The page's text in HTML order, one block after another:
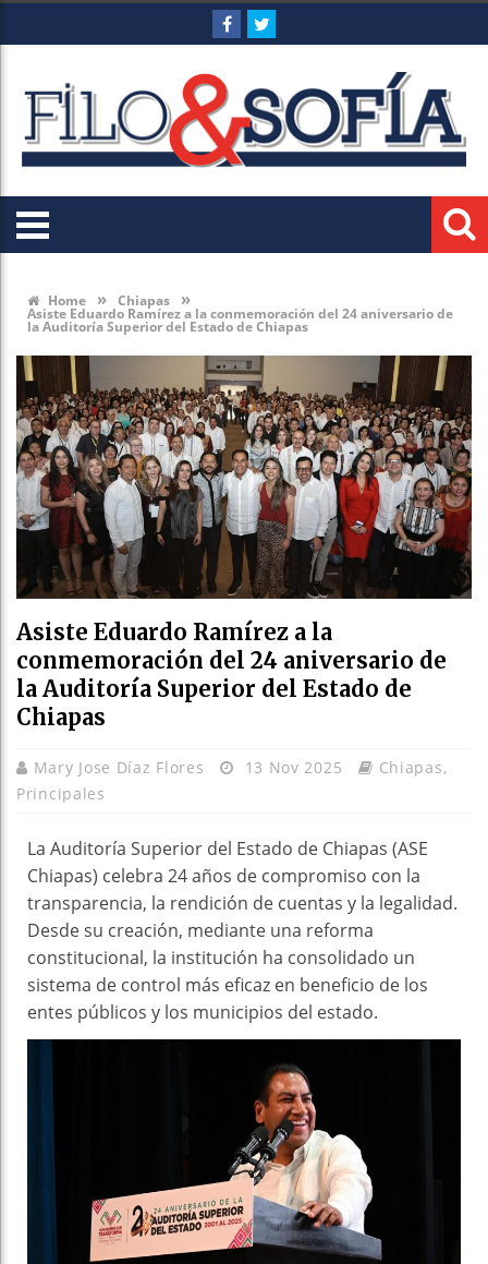
Home » Chiapas »
Asiste Eduardo Ramírez a la conmemoración del 24 aniversario de
la Auditoría Superior del Estado de Chiapas
Asiste Eduardo Ramírez a la
conmemoración del 24 aniversario de
la Auditoría Superior del Estado de
Chiapas
Mary Jose Díaz Flores 13 Nov 2025 Chiapas,
Principales
La Auditoría Superior del Estado de Chiapas (ASE
Chiapas) celebra 24 años de compromiso con la
transparencia, la rendición de cuentas y la legalidad.
Desde su creación, mediante una reforma
constitucional, la institución ha consolidado un
sistema de control más eficaz en beneficio de los
entes públicos y los municipios del estado.